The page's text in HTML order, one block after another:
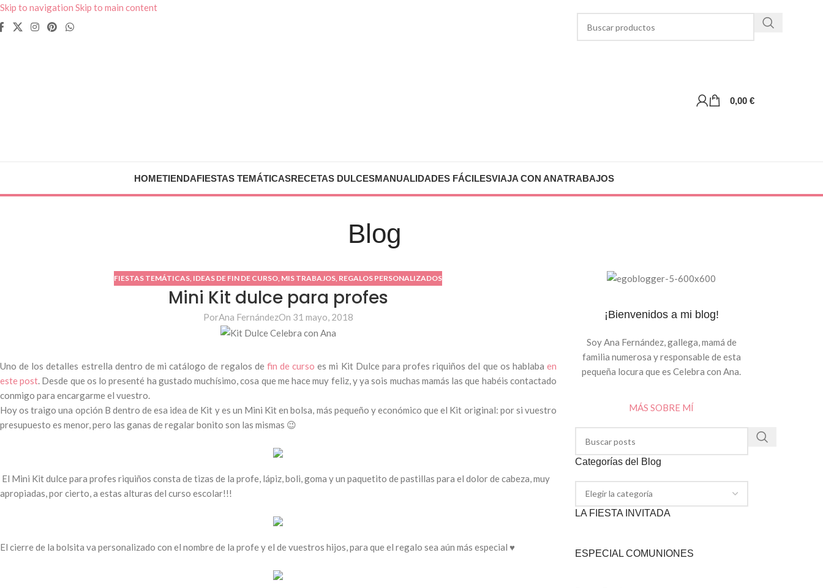
Skip to navigation Skip to main content
0,00 €
HOMETIENDAFIESTAS TEMÁTICASRECETAS DULCESMANUALIDADES FÁCILESVIAJA CON ANATRABAJOS
Blog
FIESTAS TEMÁTICAS, IDEAS DE FIN DE CURSO, MIS TRABAJOS, REGALOS PERSONALIZADOS
Mini Kit dulce para profes
PorAna FernándezOn 31 mayo, 2018
Uno de los detalles estrella dentro de mi catálogo de regalos de fin de curso es mi Kit Dulce para profes riquiños del que os hablaba en
este post. Desde que os lo presenté ha gustado muchísimo, cosa que me hace muy feliz, y ya sois muchas mamás las que habéis contactado
conmigo para encargarme el vuestro.
Hoy os traigo una opción B dentro de esa idea de Kit y es un Mini Kit en bolsa, más pequeño y económico que el Kit original: por si vuestro
presupuesto es menor, pero las ganas de regalar bonito son las mismas 😉
El Mini Kit dulce para profes riquiños consta de tizas de la profe, lápiz, boli, goma y un paquetito de pastillas para el dolor de cabeza, muy
apropiadas, por cierto, a estas alturas del curso escolar!!!
El cierre de la bolsita va personalizado con el nombre de la profe y el de vuestros hijos, para que el regalo sea aún más especial ♥
¡Bienvenidos a mi blog!
Soy Ana Fernández, gallega, mamá de
familia numerosa y responsable de esta
pequeña locura que es Celebra con Ana.
MÁS SOBRE MÍ
Categorías del Blog
LA FIESTA INVITADA
ESPECIAL COMUNIONES